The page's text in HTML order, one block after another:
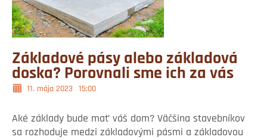
Základové pásy alebo základová
doska? Porovnali sme ich za vás
11. mája 2023 15:00
Aké základy bude mať váš dom? Väčšina stavebníkov
sa rozhoduje medzi základovými pásmi a základovou